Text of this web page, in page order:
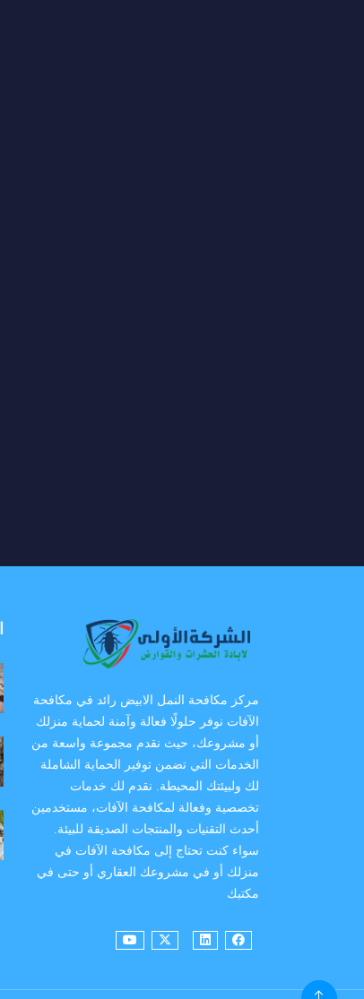
مركز مكافحة النمل الابيض رائد في مكافحة
الآفات نوفر حلولًا فعالة وآمنة لحماية منزلك
أو مشروعك، حيث نقدم مجموعة واسعة من
الخدمات التي تضمن توفير الحماية الشاملة
لك ولبيئتك المحيطة. نقدم لك خدمات
تخصصية وفعالة لمكافحة الآفات، مستخدمين
أحدث التقنيات والمنتجات الصديقة للبيئة.
سواء كنت تحتاج إلى مكافحة الآفات في
منزلك أو في مشروعك العقاري أو حتى في
مكتبك